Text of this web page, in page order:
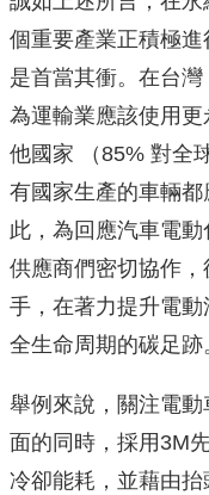
個重要產業正積極
是首當其衝。在台
為運輸業應該使用
他國家 （85% 對全
有國家生產的車輛
此，為回應汽車電
供應商們密切協作
手，在著力提升電
全生命周期的碳足跡
舉例來說，關注電
面的同時，採用3M
冷卻能耗，並藉由